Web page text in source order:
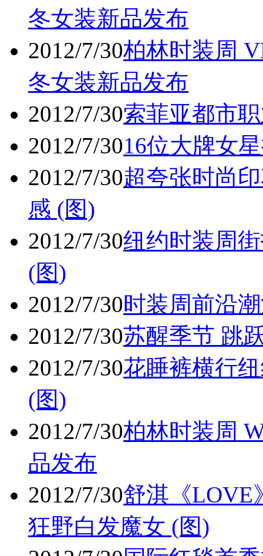
冬女装新品发布
2012/7/30柏林时装周
冬女装新品发布
2012/7/30索菲亚都市
2012/7/3016位大牌女
2012/7/30超夸张时尚
感 (图)
2012/7/30纽约时装周
(图)
2012/7/30时装周前沿
2012/7/30苏醒季节 跳
2012/7/30花睡裤横行
(图)
2012/7/30柏林时装周
品发布
2012/7/30舒淇《LOVE
狂野白发魔女 (图)